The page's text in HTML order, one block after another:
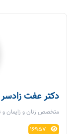
دکتر عفت زادسر
متخصص زنان و زایمان و